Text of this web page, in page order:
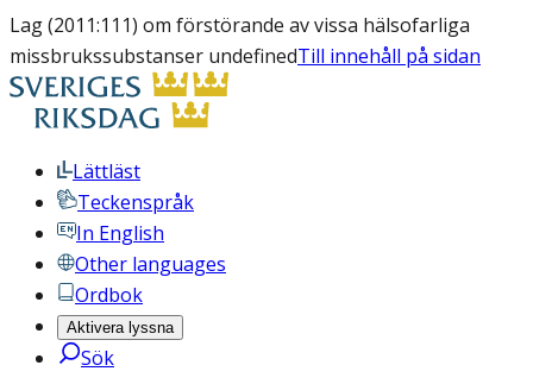
Lag (2011:111) om förstörande av vissa hälsofarliga
missbrukssubstanser undefinedTill innehåll på sidan
Lättläst
Teckenspråk
In English
Other languages
Ordbok
Aktivera lyssna
Sök